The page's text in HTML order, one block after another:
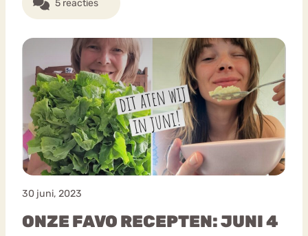
5 reacties
30 juni, 2023
ONZE FAVO RECEPTEN: JUNI 4